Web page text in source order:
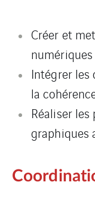
Créer et
Intégrer les
la
Réaliser
graphiques